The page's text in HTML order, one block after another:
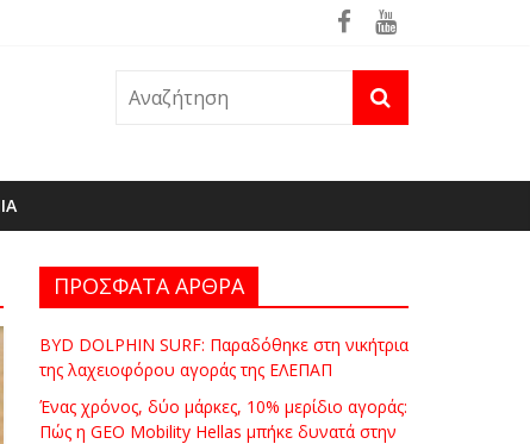
ήδη στη φωτιά του Πόρτο Γερμενό
ΠΡΟΣΦΑΤΑ ΑΡΘΡΑ
BYD DOLPHIN SURF: Παραδόθηκε στη νικήτρια
της λαχειοφόρου αγοράς της ΕΛΕΠΑΠ
Ένας χρόνος, δύο μάρκες, 10% μερίδιο αγοράς:
Πώς η GEO Mobility Hellas μπήκε δυνατά στην